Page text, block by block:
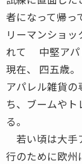
者になって帰っ
リーマンショ
れて 中堅アパ
現在、 四五歳。
アパレル雑貨
ち、ブームやト
る。
若い頃は大手
行のために欧州